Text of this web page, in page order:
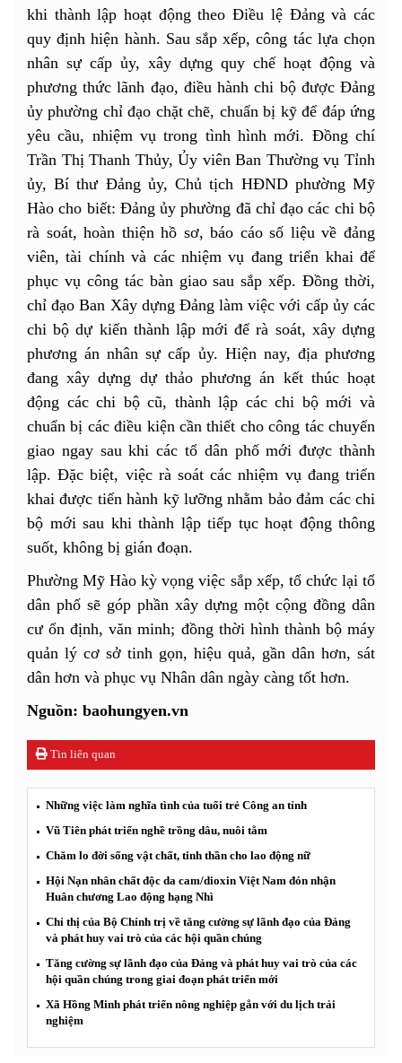
khi thành lập hoạt động theo Điều lệ Đảng và các
quy định hiện hành. Sau sắp xếp, công tác lựa chọn
nhân sự cấp ủy, xây dựng quy chế hoạt động và
phương thức lãnh đạo, điều hành chi bộ được Đảng
ủy phường chỉ đạo chặt chẽ, chuẩn bị kỹ để đáp ứng
yêu cầu, nhiệm vụ trong tình hình mới. Đồng chí
Trần Thị Thanh Thủy, Ủy viên Ban Thường vụ Tỉnh
ủy, Bí thư Đảng ủy, Chủ tịch HĐND phường Mỹ
Hào cho biết: Đảng ủy phường đã chỉ đạo các chi bộ
rà soát, hoàn thiện hồ sơ, báo cáo số liệu về đảng
viên, tài chính và các nhiệm vụ đang triển khai để
phục vụ công tác bàn giao sau sắp xếp. Đồng thời,
chỉ đạo Ban Xây dựng Đảng làm việc với cấp ủy các
chi bộ dự kiến thành lập mới để rà soát, xây dựng
phương án nhân sự cấp ủy. Hiện nay, địa phương
đang xây dựng dự thảo phương án kết thúc hoạt
động các chi bộ cũ, thành lập các chi bộ mới và
chuẩn bị các điều kiện cần thiết cho công tác chuyển
giao ngay sau khi các tổ dân phố mới được thành
lập. Đặc biệt, việc rà soát các nhiệm vụ đang triển
khai được tiến hành kỹ lưỡng nhằm bảo đảm các chi
bộ mới sau khi thành lập tiếp tục hoạt động thông
suốt, không bị gián đoạn.
Phường Mỹ Hào kỳ vọng việc sắp xếp, tổ chức lại tổ
dân phố sẽ góp phần xây dựng một cộng đồng dân
cư ổn định, văn minh; đồng thời hình thành bộ máy
quản lý cơ sở tinh gọn, hiệu quả, gần dân hơn, sát
dân hơn và phục vụ Nhân dân ngày càng tốt hơn.
Nguồn: baohungyen.vn
Tin liên quan
Những việc làm nghĩa tình của tuổi trẻ Công an tỉnh
Vũ Tiên phát triển nghề trồng dâu, nuôi tằm
Chăm lo đời sống vật chất, tinh thần cho lao động nữ
Hội Nạn nhân chất độc da cam/dioxin Việt Nam đón nhận
Huân chương Lao động hạng Nhì
Chỉ thị của Bộ Chính trị về tăng cường sự lãnh đạo của Đảng
và phát huy vai trò của các hội quần chúng
Tăng cường sự lãnh đạo của Đảng và phát huy vai trò của các
hội quần chúng trong giai đoạn phát triển mới
Xã Hồng Minh phát triển nông nghiệp gắn với du lịch trải
nghiệm